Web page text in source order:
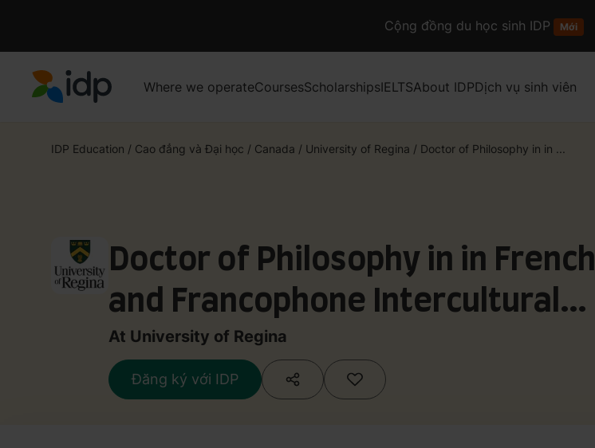
Cộng đồng du học sinh IDP Mới
Where we operateCoursesScholarshipsIELTSAbout IDPDịch vụ sinh viên
IDP Education / Cao đẳng và Đại học / Canada / University of Regina / Doctor of Philosophy in in ...
Doctor of Philosophy in in French
and Francophone Intercultural
Studies
At University of Regina
Đăng ký với IDP